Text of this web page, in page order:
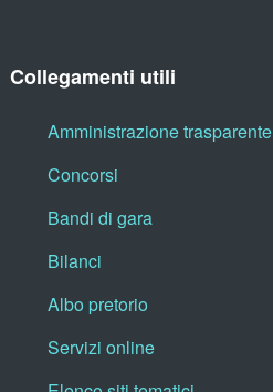
Collegamenti utili
Amministrazione trasparente
Concorsi
Bandi di gara
Bilanci
Albo pretorio
Servizi online